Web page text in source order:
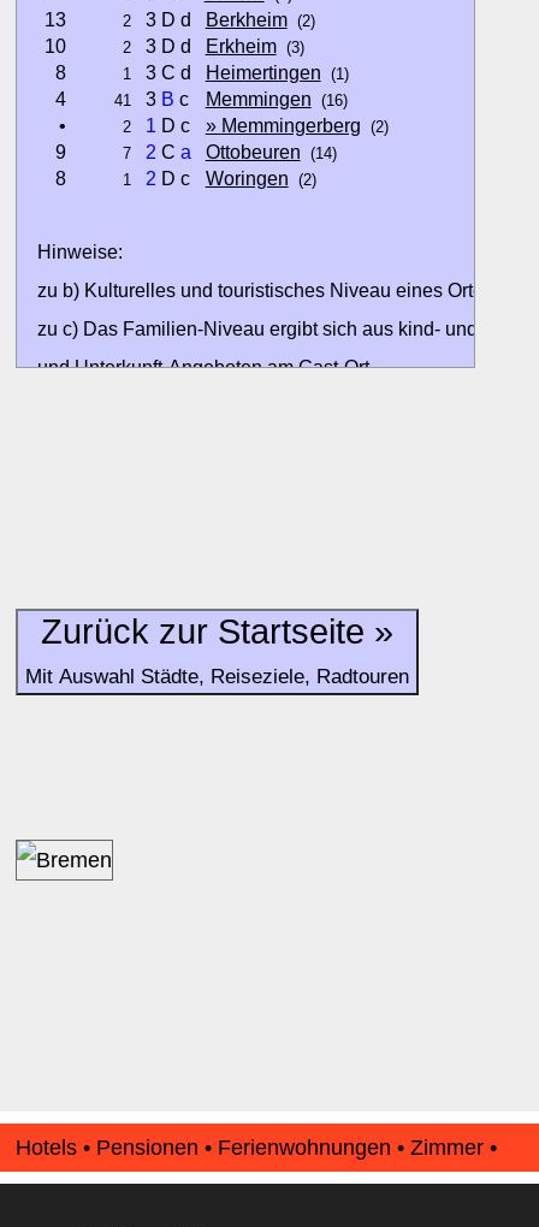
13 2 3 D d Berkheim (2)
10 2 3 D d Erkheim (3)
8 1 3 C d Heimertingen (1)
4 41 3 B c Memmingen (16)
• 2 1 D c » Memmingerberg (2)
9 7 2 C a Ottobeuren (14)
8 1 2 D c Woringen (2)
Hinweise:
zu b) Kulturelles und touristisches Niveau eines Ortes
zu c) Das Familien-Niveau ergibt sich aus kind- und
und Unterkunft-Angeboten am Gast-Ort.
Zurück zur Startseite »
Mit Auswahl Städte, Reiseziele, Radtouren
Hotels • Pensionen • Ferienwohnungen • Zimmer •
Apartments • www.Finde-Unterkunft.de